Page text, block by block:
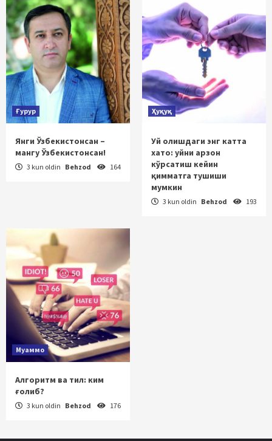
Ғурур
Янги Ўзбекистонсан –
мангу Ўзбекистонсан!
3 kun oldin Behzod 164
Ҳуқуқ
Уй олишдаги энг катта
хато: уйни арзон
кўрсатиш кейин
қимматга тушиши
мумкин
3 kun oldin Behzod 193
Муаммо
Алгоритм ва тил: ким
ғолиб?
3 kun oldin Behzod 176